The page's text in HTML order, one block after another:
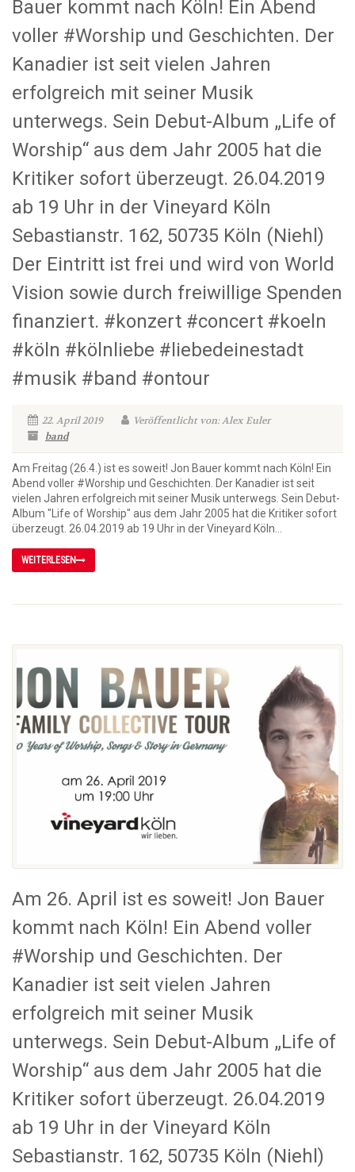
Bauer kommt nach Köln! Ein Abend
voller #Worship und Geschichten. Der
Kanadier ist seit vielen Jahren
erfolgreich mit seiner Musik
unterwegs. Sein Debut-Album „Life of
Worship“ aus dem Jahr 2005 hat die
Kritiker sofort überzeugt. 26.04.2019
ab 19 Uhr in der Vineyard Köln
Sebastianstr. 162, 50735 Köln (Niehl)
Der Eintritt ist frei und wird von World
Vision sowie durch freiwillige Spenden
finanziert. #konzert #concert #koeln
#köln #kölnliebe #liebedeinestadt
#musik #band #ontour
22. April 2019
Veröffentlicht von: Alex Euler
band
Am Freitag (26.4.) ist es soweit! Jon Bauer kommt nach Köln! Ein
Abend voller #Worship und Geschichten. Der Kanadier ist seit
vielen Jahren erfolgreich mit seiner Musik unterwegs. Sein Debut-
Album "Life of Worship" aus dem Jahr 2005 hat die Kritiker sofort
überzeugt. 26.04.2019 ab 19 Uhr in der Vineyard Köln...
WEITERLESEN
Am 26. April ist es soweit! Jon Bauer
kommt nach Köln! Ein Abend voller
#Worship und Geschichten. Der
Kanadier ist seit vielen Jahren
erfolgreich mit seiner Musik
unterwegs. Sein Debut-Album „Life of
Worship“ aus dem Jahr 2005 hat die
Kritiker sofort überzeugt. 26.04.2019
ab 19 Uhr in der Vineyard Köln
Sebastianstr. 162, 50735 Köln (Niehl)